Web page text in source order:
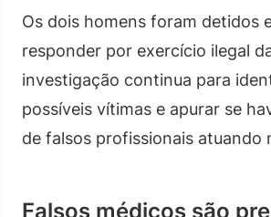
Os dois homens foram detidos
responder por exercício ilegal
investigação continua para
possíveis vítimas e apurar se
de falsos profissionais atuando
Falsos médicos são